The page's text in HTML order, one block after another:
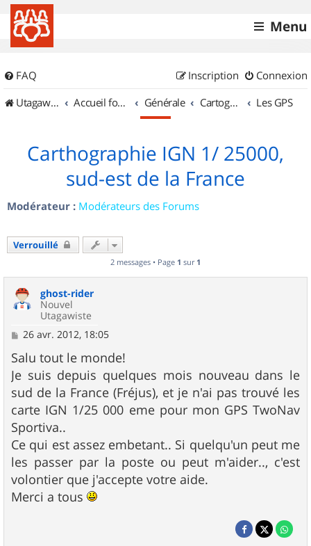
Menu
FAQ Connexion
Inscription
UtagawaVTT (Randos VTT et VTTAE avec traces GPS)
Accueil forum Générale Cartographie et GPS Les GPS
Carthographie IGN 1/ 25000,
sud-est de la France
Modérateur : Modérateurs des Forums
Verrouillé
2 messages • Page 1 sur 1
ghost-rider
Nouvel
Utagawiste
M
s
s
a
g
e
26 avr. 2012, 18:05
Salu tout le monde!
Je suis depuis quelques mois nouveau dans le
sud de la France (Fréjus), et je n'ai pas trouvé les
carte IGN 1/25 000 eme pour mon GPS TwoNav
Sportiva..
Ce qui est assez embetant.. Si quelqu'un peut me
les passer par la poste ou peut m'aider.., c'est
volontier que j'accepte votre aide.
Merci a tous